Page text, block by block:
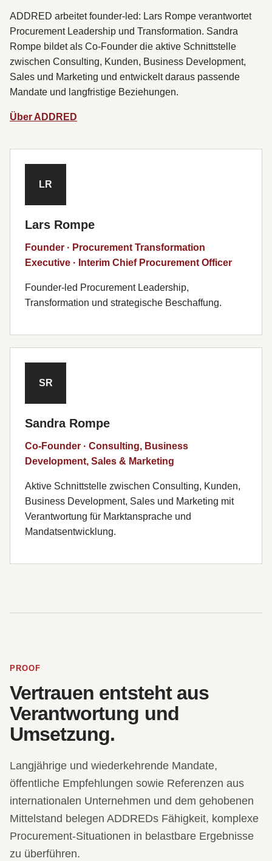
ADDRED arbeitet founder-led: Lars Rompe verantwortet
Procurement Leadership und Transformation. Sandra
Rompe bildet als Co-Founder die aktive Schnittstelle
zwischen Consulting, Kunden, Business Development,
Sales und Marketing und entwickelt daraus passende
Mandate und langfristige Beziehungen.
Über ADDRED
LR
Lars Rompe
Founder · Procurement Transformation
Executive · Interim Chief Procurement Officer
Founder-led Procurement Leadership,
Transformation und strategische Beschaffung.
SR
Sandra Rompe
Co-Founder · Consulting, Business
Development, Sales & Marketing
Aktive Schnittstelle zwischen Consulting, Kunden,
Business Development, Sales und Marketing mit
Verantwortung für Marktansprache und
Mandatsentwicklung.
PROOF
Vertrauen entsteht aus
Verantwortung und
Umsetzung.
Langjährige und wiederkehrende Mandate,
öffentliche Empfehlungen sowie Referenzen aus
internationalen Unternehmen und dem gehobenen
Mittelstand belegen ADDREDs Fähigkeit, komplexe
Procurement-Situationen in belastbare Ergebnisse
zu überführen.